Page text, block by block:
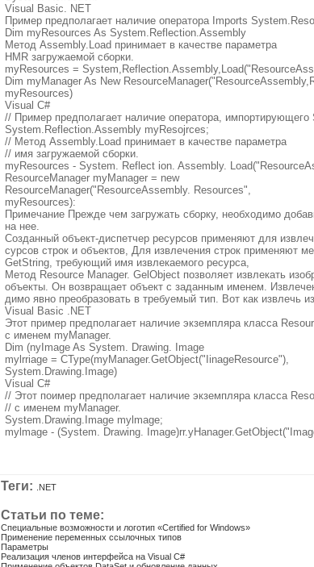
Visual Basic. NET
Пример предполагает наличие оператора Imports
Dim myResources As System.Reflection.Assembly
Метод Assembly.Load принимает в качестве параметра
HMR загружаемой сборки.
myResources =
Dim myManager As New
myResources)
Visual C#
// Пример предполагает наличие оператора, импортирующего
System.Reflection.Assembly myResojrces;
// Метод Assembly.Load принимает в качестве параметра
// имя загружаемой сборки.
myResources - System. Reflect ion. Assembly.
ResourceManager myManager = new
ResourceManager("ResourceAssembly. Resources",
myResources):
Примечание Прежде чем загружать сборку, необходимо
на нее.
Созданный объект-диспетчер ресурсов применяют для
сурсов строк и объектов, Для извлечения строк применяют
GetString, требующий имя извлекаемого ресурса,
Метод Resource Manager. GelObject позволяет извлекать
объекты. Он возвращает объект с заданным именем.
димо явно преобразовать в требуемый тип. Вот как извлечь
Visual Basic .NET
Этот пример предполагает наличие экземпляра класса
с именем myManager.
Dim (nyImage As System. Drawing. Image
mylrriage = CType(myManager.GetObject("IinageResource"),
System.Drawing.Image)
Visual C#
// Этот поимер предполагает наличие экземпляра класса
// с именем myManager.
System.Drawing.Image mylmage;
mylmage - (System. Drawing.
Теги: .NET
Статьи по теме:
Специальные возможности и логотип «Certified for Windows»
Применение переменных ссылочных типов
Параметры
Реализация членов интерфейса на Visual C#